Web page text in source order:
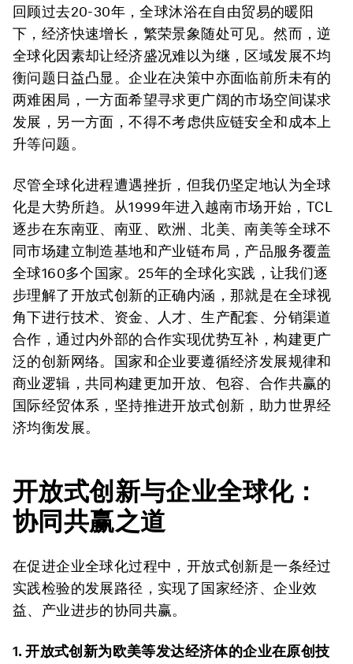
回顾过去20-30年，全球沐浴在自由贸易的暖阳
下，经济快速增长，繁荣景象随处可见。然而，逆
全球化因素却让经济盛况难以为继，区域发展不均
衡问题日益凸显。企业在决策中亦面临前所未有的
两难困局，一方面希望寻求更广阔的市场空间谋求
发展，另一方面，不得不考虑供应链安全和成本上
升等问题。
尽管全球化进程遭遇挫折，但我仍坚定地认为全球
化是大势所趋。从1999年进入越南市场开始，TCL
逐步在东南亚、南亚、欧洲、北美、南美等全球不
同市场建立制造基地和产业链布局，产品服务覆盖
全球160多个国家。25年的全球化实践，让我们逐
步理解了开放式创新的正确内涵，那就是在全球视
角下进行技术、资金、人才、生产配套、分销渠道
合作，通过内外部的合作实现优势互补，构建更广
泛的创新网络。国家和企业要遵循经济发展规律和
商业逻辑，共同构建更加开放、包容、合作共赢的
国际经贸体系，坚持推进开放式创新，助力世界经
济均衡发展。
开放式创新与企业全球化：
协同共赢之道
在促进企业全球化过程中，开放式创新是一条经过
实践检验的发展路径，实现了国家经济、企业效
益、产业进步的协同共赢。
1. 开放式创新为欧美等发达经济体的企业在原创技